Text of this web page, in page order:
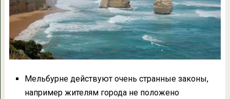
Мельбурне действуют очень странные законы,
например жителям города не положено